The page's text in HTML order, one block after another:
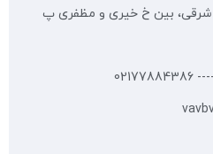
تهران، تهرانپارس خ 196 شرقی، بین خ خیری و مظفری پ